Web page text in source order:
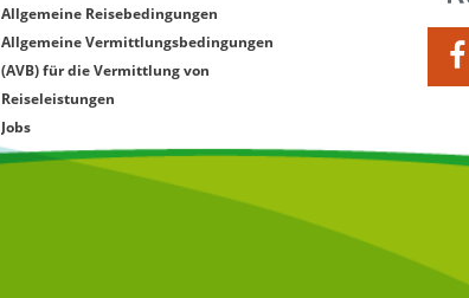
Allgemeine Reisebedingungen
Allgemeine Vermittlungsbedingungen
(AVB) für die Vermittlung von
Reiseleistungen
Jobs